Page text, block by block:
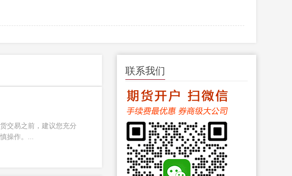
交易之前，建议您充分
操作。...
联系我们